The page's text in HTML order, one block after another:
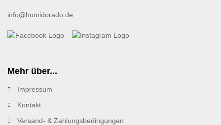
info@humidorado.de
Mehr über...
Impressum
Kontakt
Versand- & Zahlungsbedingungen